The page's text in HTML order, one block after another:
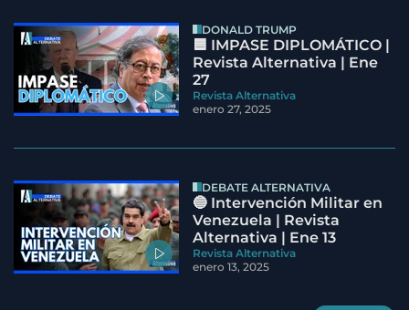
DONALD TRUMP
🟦 IMPASE DIPLOMÁTICO |
Revista Alternativa | Ene
27
Revista Alternativa
enero 27, 2025
DEBATE ALTERNATIVA
🔵 Intervención Militar en
Venezuela | Revista
Alternativa | Ene 13
Revista Alternativa
enero 13, 2025